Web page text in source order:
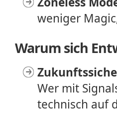
weniger
Warum sich
Wer mit
technisch auf